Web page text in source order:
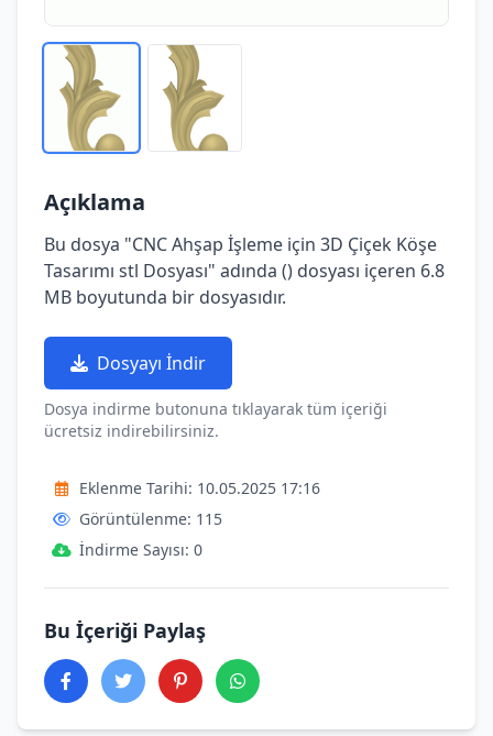
Açıklama
Bu dosya "CNC Ahşap İşleme için 3D Çiçek Köşe
Tasarımı stl Dosyası" adında () dosyası içeren 6.8
MB boyutunda bir dosyasıdır.
Dosyayı İndir
Dosya indirme butonuna tıklayarak tüm içeriği
ücretsiz indirebilirsiniz.
Eklenme Tarihi: 10.05.2025 17:16
Görüntülenme: 115
İndirme Sayısı: 0
Bu İçeriği Paylaş